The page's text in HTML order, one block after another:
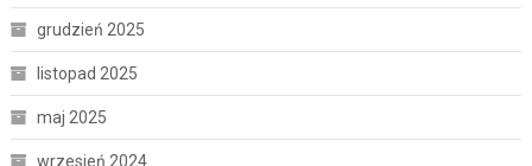
grudzień 2025
listopad 2025
maj 2025
wrzesień 2024